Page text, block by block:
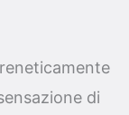
di